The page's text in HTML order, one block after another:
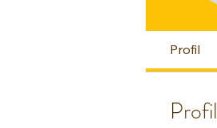
Profil
Profil